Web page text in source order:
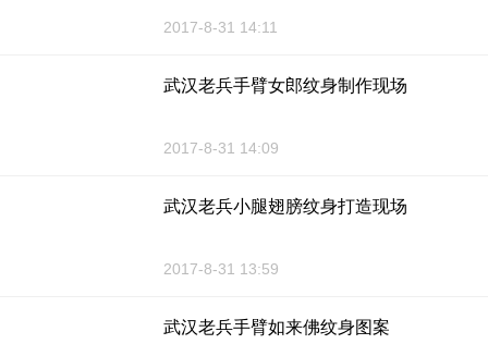
2017-8-31 14:11
武汉老兵手臂女郎纹身制作现场
2017-8-31 14:09
武汉老兵小腿翅膀纹身打造现场
2017-8-31 13:59
武汉老兵手臂如来佛纹身图案